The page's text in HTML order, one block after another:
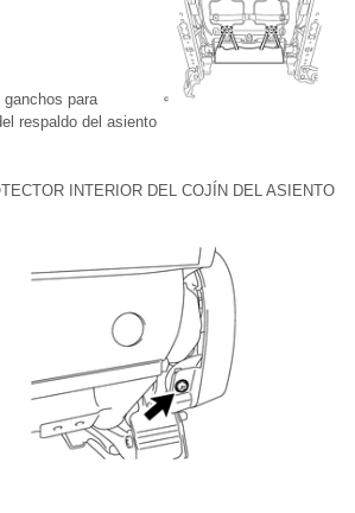
para
respaldo del asiento
INTERIOR DEL COJÍN DEL ASIENTO